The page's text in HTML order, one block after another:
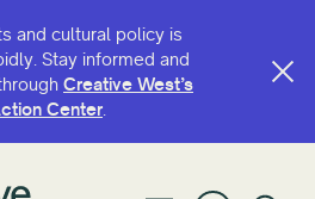
and cultural policy is
Stay informed and
Creative West’s
Center.